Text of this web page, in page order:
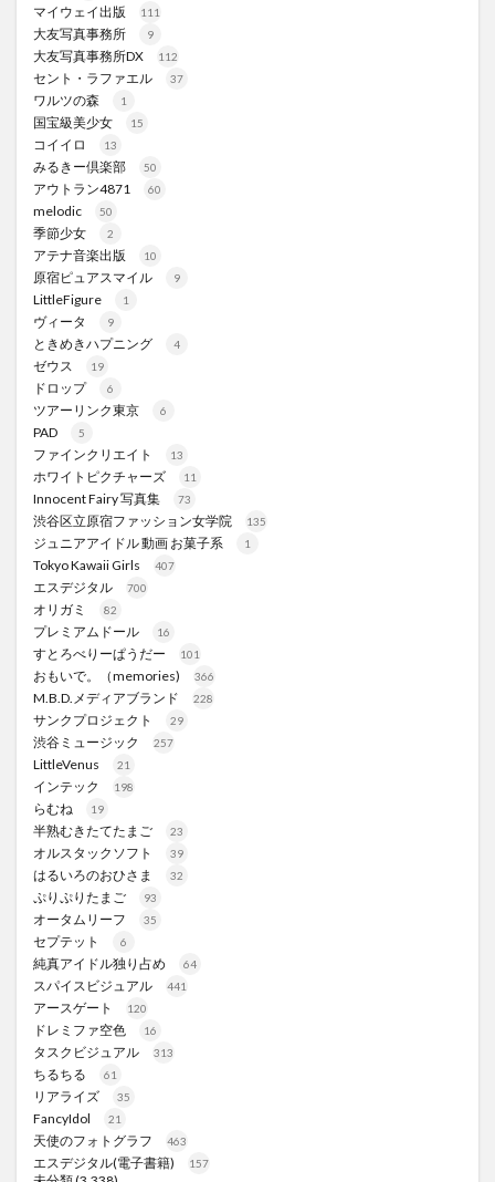
マイウェイ出版 111
大友写真事務所 9
大友写真事務所DX 112
セント・ラファエル 37
ワルツの森 1
国宝級美少女 15
コイイロ 13
みるきー倶楽部 50
アウトラン4871 60
melodic 50
季節少女 2
アテナ音楽出版 10
原宿ピュアスマイル 9
LittleFigure 1
ヴィータ 9
ときめきハプニング 4
ゼウス 19
ドロップ 6
ツアーリンク東京 6
PAD 5
ファインクリエイト 13
ホワイトピクチャーズ 11
Innocent Fairy 写真集 73
渋谷区立原宿ファッション女学院 135
ジュニアアイドル 動画 お菓子系 1
Tokyo Kawaii Girls 407
エスデジタル 700
オリガミ 82
プレミアムドール 16
すとろべりーぱうだー 101
おもいで。（memories) 366
M.B.D.メディアブランド 228
サンクプロジェクト 29
渋谷ミュージック 257
LittleVenus 21
インテック 198
らむね 19
半熟むきたてたまご 23
オルスタックソフト 39
はるいろのおひさま 32
ぷりぷりたまご 93
オータムリーフ 35
セプテット 6
純真アイドル独り占め 64
スパイスビジュアル 441
アースゲート 120
ドレミファ空色 16
タスクビジュアル 313
ちるちる 61
リアライズ 35
FancyIdol 21
天使のフォトグラフ 463
エスデジタル(電子書籍) 157